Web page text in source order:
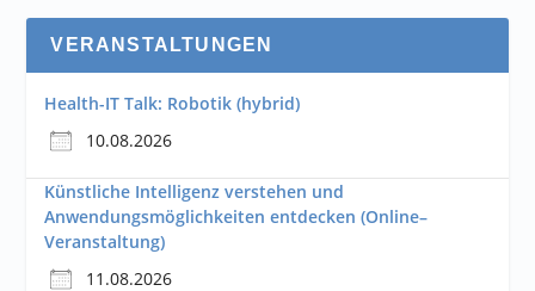
VERANSTALTUNGEN
Health-IT Talk: Robotik (hybrid)
10.08.2026
Künstliche Intelligenz verstehen und
Anwendungsmöglichkeiten entdecken (Online–
Veranstaltung)
11.08.2026